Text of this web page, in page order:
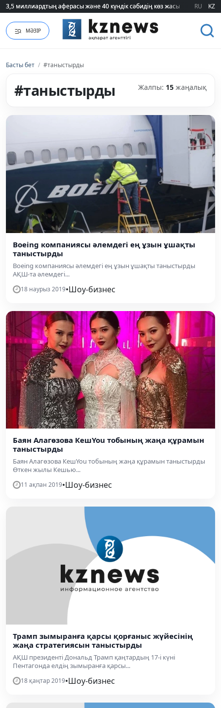
3,5 миллиардтың аферасы және 40 күндік сәбидің көз жасы:
3,5 миллиардтың аферасы және 40 күндік сәбидің көз жасы: RU KZ
МӘЗІР
Басты бет / #таныстырды
#таныстырды Жалпы: 15 жаңалық
​Boeing компаниясы әлемдегі ең ұзын ұшақты
таныстырды
​Boeing компаниясы әлемдегі ең ұзын ұшақты таныстырды
АҚШ-та әлемдегі...
18 наурыз 2019•Шоу-бизнес
​Баян Алагөзова КешYou тобының жаңа құрамын
таныстырды
​Баян Алагөзова КешYou тобының жаңа құрамын таныстырды
Өткен жылы Кешью...
11 ақпан 2019•Шоу-бизнес
Трамп зымыранға қарсы қорғаныс жүйесінің
жаңа стратегиясын таныстырды
АҚШ президенті Дональд Трамп қаңтардың 17-і күні
Пентагонда елдің зымыранға қарсы...
18 қаңтар 2019•Шоу-бизнес